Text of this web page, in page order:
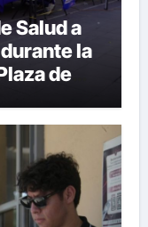
Salud a
la
de